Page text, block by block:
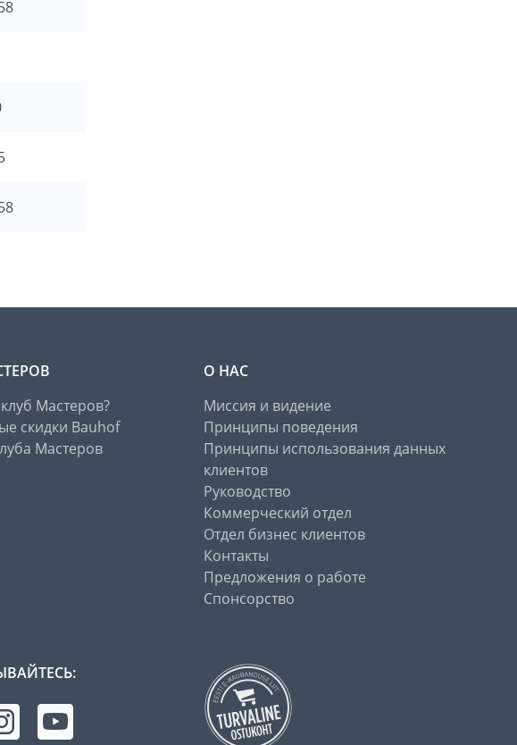
Мастеров?
скидки Bauhof
Мастеров
О НАС
Миссия и видение
Принципы поведения
Принципы использования данных
клиентов
Руководство
Коммерческий отдел
Отдел бизнес клиентов
Контакты
Предложения о работе
Спонсорство